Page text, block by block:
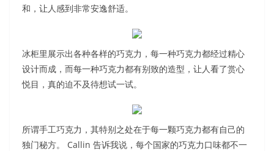
和，让人感到非常安逸舒适。
冰柜里展示出各种各样的巧克力，每一种巧克力都经过精心
设计而成，而每一种巧克力都有别致的造型，让人看了赏心
悦目，真的迫不及待想试一试。
所谓手工巧克力，其特别之处在于每一颗巧克力都有自己的
独门秘方。
Callin 告诉我说，每个国家的巧克力口味都不一